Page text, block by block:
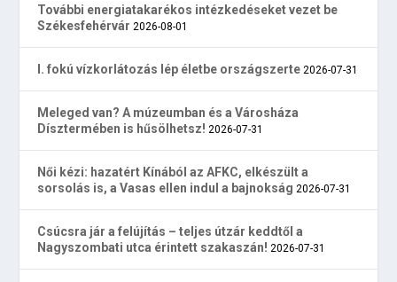
További energiatakarékos intézkedéseket vezet be
Székesfehérvár 2026-08-01
I. fokú vízkorlátozás lép életbe országszerte 2026-07-31
Meleged van? A múzeumban és a Városháza
Dísztermében is hűsölhetsz! 2026-07-31
Női kézi: hazatért Kínából az AFKC, elkészült a
sorsolás is, a Vasas ellen indul a bajnokság 2026-07-31
Csúcsra jár a felújítás – teljes útzár keddtől a
Nagyszombati utca érintett szakaszán! 2026-07-31